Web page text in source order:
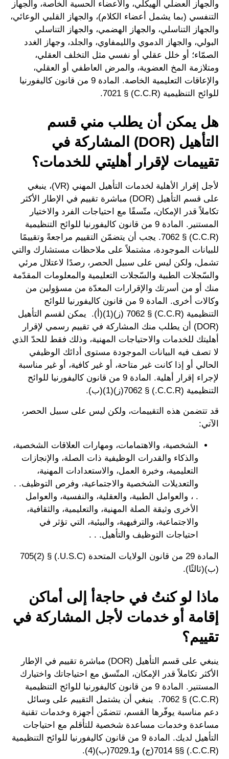
والجهاز العضلي الهيكلي، والأعضاء الحسية الخاصة، والجهاز
التنفسي (بما يشمل أعضاء الكلام)، والجهاز القلبي الوعائي،
والجهاز التناسلي، والجهاز الهضمي، والجهاز التناسلي
البولي، والجهاز الدموي والليمفاوي، والجلد، وجهاز الغدد
الصمّاء؛ أو خلل عقلي أو نفسي مثل التخلف العقلي،
ومتلازمة المخ العضوية، والمرض العاطفي أو العقلي،
والإعاقات التعليمية الخاصة. المادة 9 من قانون كاليفورنيا
للوائح التنظيمية (C.C.R) § 7021.
هل يمكن أن يطلب مني قسم
التأهيل (DOR) المشاركة في
تقييمات لإقرار أهليتي للخدمات؟
لأجل إقرار الأهلية لخدمات التأهيل المهني (VR)، ينبغي
على قسم التأهيل (DOR) مباشرة تقييم في الإطار الأكثر
تكاملاً قدر الإمكان، متّسقًا مع احتياجات الفرد والاختيار
المستنير. المادة 9 من قانون كاليفورنيا للوائح التنظيمية
(C.C.R) § 7062. يجب أن يتضمّن التقييم مراجعةً وتقييمًا
للبيانات الموجودة، مشتملاً على ملاحظات مستشارك والتي
تشمل، ولكن ليس على سبيل الحصر، رصدًا لاعتلال مرئي
والسّجلات الطبية والسّجلات التعليمية والمعلومات المقدّمة
منك أو من أسرتك والإقرارات المعدّة من مسؤولين من
وكالات أخرى. المادة 9 من قانون كاليفورنيا للوائح
التنظيمية (C.C.R) § 7062 (ز)(1)(أ). يمكن لقسم التأهيل
(DOR) أن يطلب منك المشاركة في تقييم رسمي لإقرار
أهليتك للخدمات والاحتياجات المهنية، وذلك فقط للحدّ الذي
لا تصف فيه البيانات الموجودة مستوى أدائك الوظيفي
الحالي أو إذا كانت غير متاحة، أو غير كافية، أو غير مناسبة
لإجراء إقرار أهلية. المادة 9 من قانون كاليفورنيا للوائح
التنظيمية (C.C.R.) § 7062(ز)(1)(ب).
قد تتضمن هذه التقييمات، ولكن ليس على سبيل الحصر،
الآتي:
الشخصية، والاهتمامات، ومهارات العلاقات الشخصية،
والذكاء والقدرات الوظيفية ذات الصلة، والإنجازات
التعليمية، وخبرة العمل، والاستعدادات المهنية،
والتعديلات الشخصية والاجتماعية، وفرص التوظيف. .
. ، والعوامل الطبية، والعقلية، والنفسية، والعوامل
الأخرى وثيقة الصلة المهنية، والتعليمية، والثقافية،
والاجتماعية، والترفيهية، والبيئية، التي تؤثر في
احتياجات التوظيف والتأهيل. . .
المادة 29 من قانون الولايات المتحدة (U.S.C.) § 705(2)
(ب)(ثالثًا).
ماذا لو كنتُ في حاجةأ إلى أماكن
إقامة أو خدمات لأجل المشاركة في
تقييم؟
ينبغي على قسم التأهيل (DOR) مباشرة تقييم في الإطار
الأكثر تكاملاً قدر الإمكان، المتّسق مع احتياجاتك واختيارك
المستنير. المادة 9 من قانون كاليفورنيا للوائح التنظيمية
(C.C.R) § 7062. ينبغي أن يشتمل التقييم على وسائل
دعم مناسبة يوفّرها القسم، تتضمّن أجهزة وخدمات تقنية
مساعدة وخدمات مساعدة شخصية للتأقلم مع احتياجات
التأهيل لديك. المادة 9 من قانون كاليفورنيا للوائح التنظيمية
(C.C.R.) §§ 7014(ج) و7029.1(ب)(4).